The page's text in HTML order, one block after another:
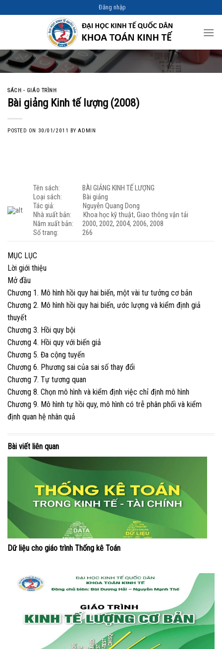
to
Đăng nhập
SÁCH - GIÁO TRÌNH
Bài giảng Kinh tế lượng (2008)
POSTED ON 30/01/2011 BYADMIN
Tên sách: BÀI GIẢNG KINH TẾ LƯỢNG
Loại sách: Bài giảng
Tác giả: Nguyễn Quang Dong
Nhà xuất bản: Khoa học kỹ thuật, Giao thông vận tải
Năm xuất bản: 2000, 2002, 2004, 2006, 2008
Số trang: 266
MỤC LỤC
Lời giới thiệu
Mở đầu
Chương 1. Mô hình hồi quy hai biến, một vài tư tưởng cơ bản
Chương 2. Mô hình hồi quy hai biến, ước lượng và kiểm định giả
thuyết
Chương 3. Hồi quy bội
Chương 4. Hồi quy với biến giả
Chương 5. Đa cộng tuyến
Chương 6. Phương sai của sai số thay đổi
Chương 7. Tự tương quan
Chương 8. Chọn mô hình và kiểm định việc chỉ định mô hình
Chương 9. Mô hình tự hồi quy, mô hình có trễ phân phối và kiểm
định quan hệ nhân quả
Bài viết liên quan
Dữ liệu cho giáo trình Thống kê Toán